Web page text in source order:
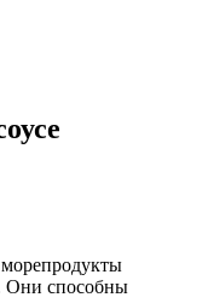
Они способны